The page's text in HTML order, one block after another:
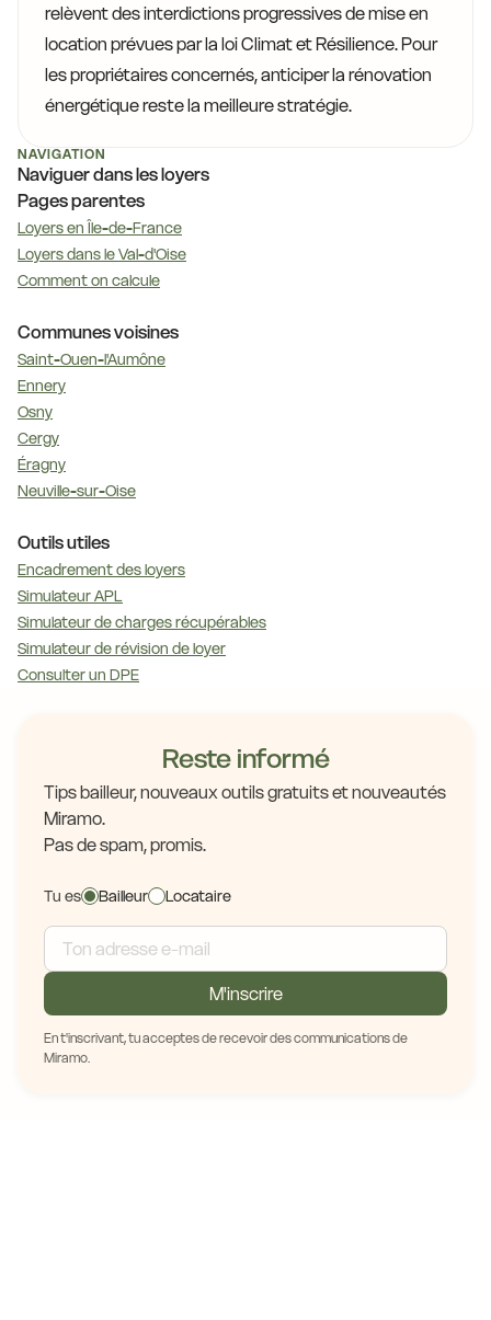
relèvent des interdictions progressives de mise en
location prévues par la loi Climat et Résilience. Pour
les propriétaires concernés, anticiper la rénovation
énergétique reste la meilleure stratégie.
NAVIGATION
Naviguer dans les loyers
Pages parentes
Loyers en Île-de-France
Loyers dans le Val-d'Oise
Comment on calcule
Communes voisines
Saint-Ouen-l'Aumône
Ennery
Osny
Cergy
Éragny
Neuville-sur-Oise
Outils utiles
Encadrement des loyers
Simulateur APL
Simulateur de charges récupérables
Simulateur de révision de loyer
Consulter un DPE
Reste informé
Tips bailleur, nouveaux outils gratuits et nouveautés
Miramo.
Pas de spam, promis.
Tu es Bailleur Locataire
M'inscrire
En t'inscrivant, tu acceptes de recevoir des communications de
Miramo.